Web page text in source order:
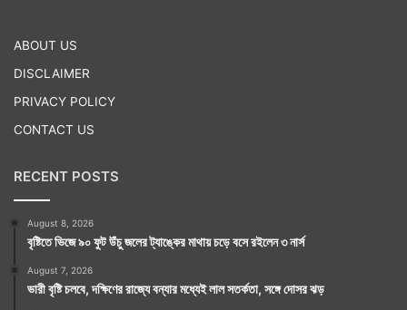
ABOUT US
DISCLAIMER
PRIVACY POLICY
CONTACT US
RECENT POSTS
August 8, 2026
বৃষ্টিতে ভিজে ৯০ ফুট উঁচু জলের ট্যাঙ্কের মাথায় চড়ে বসে রইলেন ৩ নার্স
August 7, 2026
ভারী বৃষ্টি চলবে, দক্ষিণের রাজ্যে বন্যার মধ্যেই লাল সতর্কতা, সঙ্গে দোসর ঝড়